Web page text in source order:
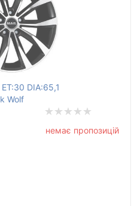
DIA:65,1
Wolf
немає пропозицій